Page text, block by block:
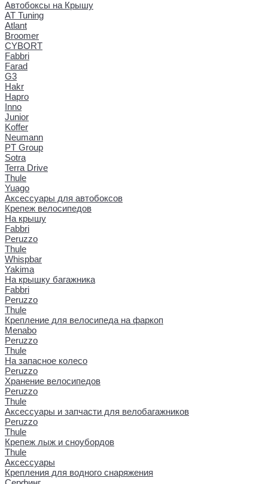
Автобоксы на Крышу
AT Tuning
Atlant
Broomer
CYBORT
Fabbri
Farad
G3
Hakr
Hapro
Inno
Junior
Koffer
Neumann
PT Group
Sotra
Terra Drive
Thule
Yuago
Аксессуары для автобоксов
Крепеж велосипедов
На крышу
Fabbri
Peruzzo
Thule
Whispbar
Yakima
На крышку багажника
Fabbri
Peruzzo
Thule
Крепление для велосипеда на фаркоп
Menabo
Peruzzo
Thule
На запасное колесо
Peruzzo
Хранение велосипедов
Peruzzo
Thule
Аксессуары и запчасти для велобагажников
Peruzzo
Thule
Крепеж лыж и сноубордов
Thule
Аксессуары
Крепления для водного снаряжения